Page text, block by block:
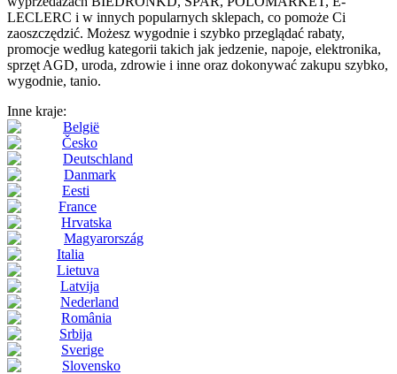
LECLERC i w innych popularnych sklepach, co pomoże Ci
zaoszczędzić. Możesz wygodnie i szybko przeglądać rabaty,
promocje według kategorii takich jak jedzenie, napoje, elektronika,
sprzęt AGD, uroda, zdrowie i inne oraz dokonywać zakupu szybko,
wygodnie, tanio.
Inne kraje:
België
Česko
Deutschland
Danmark
Eesti
France
Hrvatska
Magyarország
Italia
Lietuva
Latvija
Nederland
România
Srbija
Sverige
Slovensko